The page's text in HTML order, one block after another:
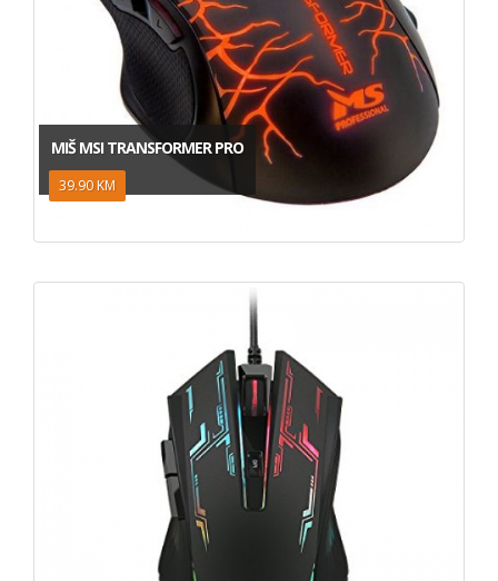
MIŠ MSI TRANSFORMER PRO
39.90 KM